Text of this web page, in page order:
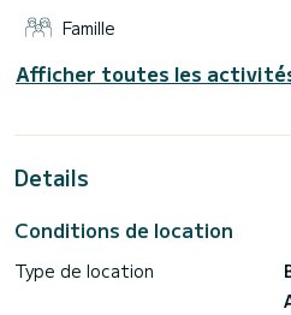
Famille
Afficher toutes les
Details
Conditions de location
Type de location